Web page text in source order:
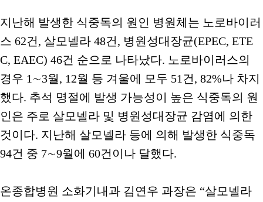
지난해 발생한 식중독의 원인 병원체는 노로바이러
스 62건, 살모넬라 48건, 병원성대장균(EPEC, ETE
C, EAEC) 46건 순으로 나타났다. 노로바이러스의
경우 1∼3월, 12월 등 겨울에 모두 51건, 82%나 차지
했다. 추석 명절에 발생 가능성이 높은 식중독의 원
인은 주로 살모넬라 및 병원성대장균 감염에 의한
것이다. 지난해 살모넬라 등에 의해 발생한 식중독
94건 중 7∼9월에 60건이나 달했다.
온종합병원 소화기내과 김연우 과장은 “살모넬라